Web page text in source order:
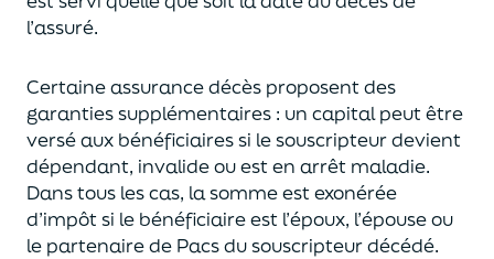
l’assuré.
Certaine assurance décès proposentdes
garanties supplémentaires : un capitalpeut être
versé aux bénéficiaires si le souscripteur devient
dépendant, invalide ouest en arrêt maladie.
Dans tous les cas, la somme est exonérée
d’impôt si le bénéficiaire est l’époux, l’épouse ou
le partenaire de Pacsdu souscripteur décédé.